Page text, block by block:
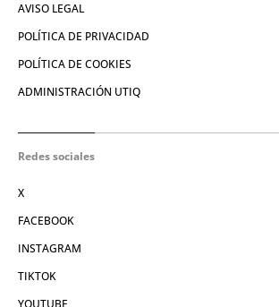
AVISO LEGAL
POLÍTICA DE PRIVACIDAD
POLÍTICA DE COOKIES
ADMINISTRACIÓN UTIQ
Redes sociales
X
FACEBOOK
INSTAGRAM
TIKTOK